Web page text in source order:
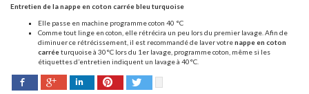
Entretien de la nappe en coton carrée bleu turquoise
Elle passe en machine programme coton 40 °C
Comme tout linge en coton, elle rétrécira un peu lors du premier lavage. Afin de
diminuer ce rétrécissement, il est recommandé de laver votrenappe en coton
carréeturquoise à 30°C lors du 1er lavage, programme coton, même si les
étiquettes d’entretien indiquent un lavage à 40°C.
Facebook Google+ LinkedIn Pinterest